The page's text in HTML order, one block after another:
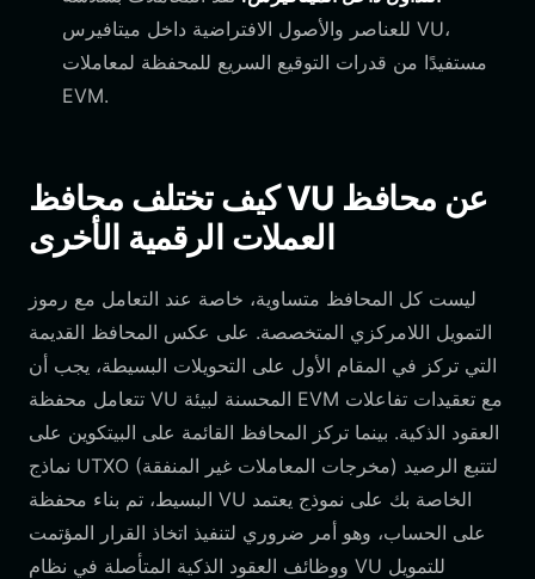
للعناصر والأصول الافتراضية داخل ميتافيرس VU،
مستفيدًا من قدرات التوقيع السريع للمحفظة لمعاملات
EVM.
كيف تختلف محافظ VU عن محافظ
العملات الرقمية الأخرى
ليست كل المحافظ متساوية، خاصة عند التعامل مع رموز
التمويل اللامركزي المتخصصة. على عكس المحافظ القديمة
التي تركز في المقام الأول على التحويلات البسيطة، يجب أن
تتعامل محفظة VU المحسنة لبيئة EVM مع تعقيدات تفاعلات
العقود الذكية. بينما تركز المحافظ القائمة على البيتكوين على
نماذج UTXO (مخرجات المعاملات غير المنفقة) لتتبع الرصيد
البسيط، تم بناء محفظة VU الخاصة بك على نموذج يعتمد
على الحساب، وهو أمر ضروري لتنفيذ اتخاذ القرار المؤتمت
ووظائف العقود الذكية المتأصلة في نظام VU للتمويل